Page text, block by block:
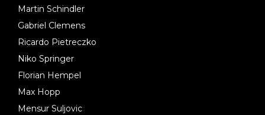
Martin Schindler
Gabriel Clemens
Ricardo Pietreczko
Niko Springer
Florian Hempel
Max Hopp
Mensur Suljovic